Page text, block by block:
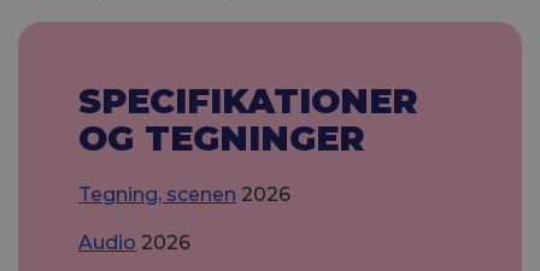
SPECIFIKATIONER
OG TEGNINGER
Tegning, scenen 2026
Audio 2026